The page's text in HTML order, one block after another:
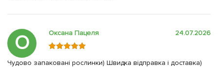
О Оксана Пацеля 24.07.2026
Чудово запаковані рослинки) Швидка відправка і доставка)